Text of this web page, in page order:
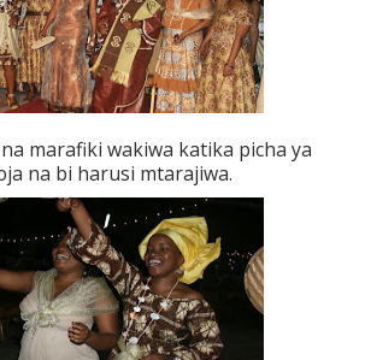
marafiki wakiwa katika picha ya
na bi harusi mtarajiwa.